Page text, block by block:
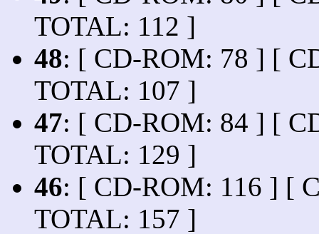
TOTAL: 112 ]
48: [ CD-ROM: 78 ] [
TOTAL: 107 ]
47: [ CD-ROM: 84 ] [
TOTAL: 129 ]
46: [ CD-ROM: 116 ] [
TOTAL: 157 ]